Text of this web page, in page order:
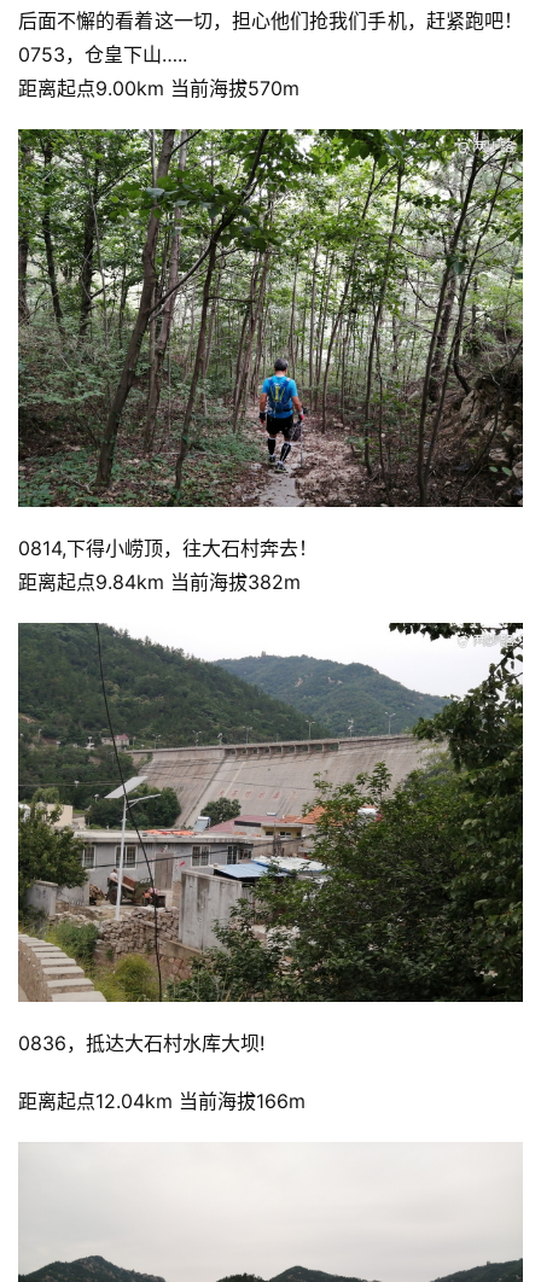
比
赛
观
后面不懈的看着这一切，担心他们抢我们手机，赶紧跑吧！
0753，仓皇下山…..
距离起点9.00km 当前海拔570m
0814,下得小崂顶，往大石村奔去！
距离起点9.84km 当前海拔382m
0836，抵达大石村水库大坝!
距离起点12.04km 当前海拔166m